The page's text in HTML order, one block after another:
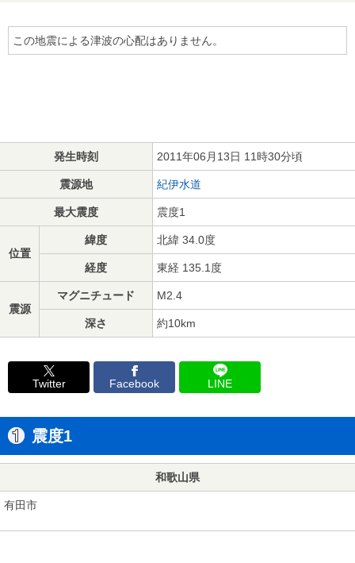
この地震による津波の心配はありません。
発生時刻 2011年06月13日 11時30分頃
震源地 紀伊水道
最大震度 震度1
位置
緯度 北緯 34.0度
経度 東経 135.1度
震源
マグニチュード M2.4
深さ 約10km
Twitter Facebook LINE
震度1
和歌山県
有田市